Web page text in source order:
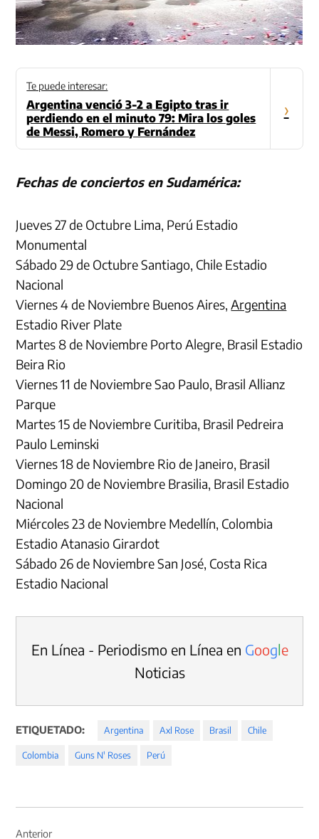
Te puede interesar:
Argentina venció 3-2 a Egipto tras ir
perdiendo en el minuto 79: Mira los goles
de Messi, Romero y Fernández
›
Fechas de conciertos en Sudamérica:
Jueves 27 de Octubre Lima, Perú Estadio
Monumental
Sábado 29 de Octubre Santiago, Chile Estadio
Nacional
Viernes 4 de Noviembre Buenos Aires,Argentina
Estadio River Plate
Martes 8 de Noviembre Porto Alegre, Brasil Estadio
Beira Rio
Viernes 11 de Noviembre Sao Paulo, Brasil Allianz
Parque
Martes 15 de Noviembre Curitiba, Brasil Pedreira
Paulo Leminski
Viernes 18 de Noviembre Rio de Janeiro, Brasil
Domingo 20 de Noviembre Brasilia, Brasil Estadio
Nacional
Miércoles 23 de Noviembre Medellín, Colombia
Estadio Atanasio Girardot
Sábado 26 de Noviembre San José, Costa Rica
Estadio Nacional
En Línea - Periodismo en Línea en Google
Noticias
ETIQUETADO: Argentina Axl Rose Brasil Chile
Colombia Guns N' Roses Perú
Anterior